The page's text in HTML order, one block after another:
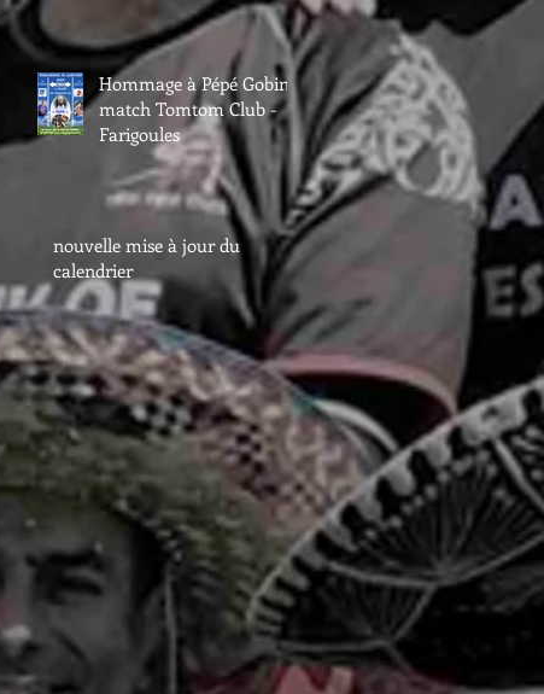
Hommage à Pépé Gobin -
match Tomtom Club -
Farigoules
nouvelle mise à jour du
calendrier